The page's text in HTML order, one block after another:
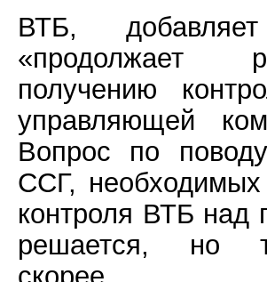
ВТБ,
«продолжает
получению
управляющей
Вопрос по
ССГ,
контроля ВТБ над
решается, но
скорее,